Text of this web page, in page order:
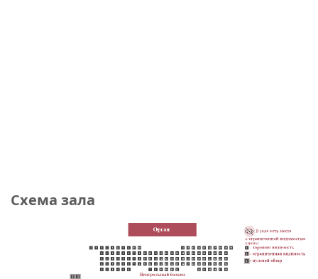
Схема зала